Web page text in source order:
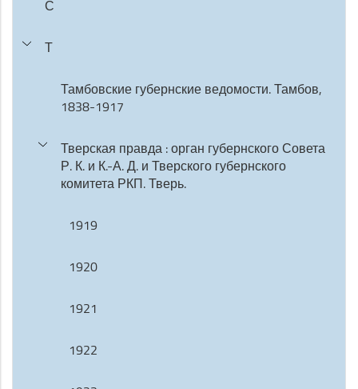
С
Т
Тамбовские губернские ведомости. Тамбов,
1838-1917
Тверская правда : орган губернского Совета
Р. К. и К.-А. Д. и Тверского губернского
комитета РКП. Тверь.
1919
1920
1921
1922